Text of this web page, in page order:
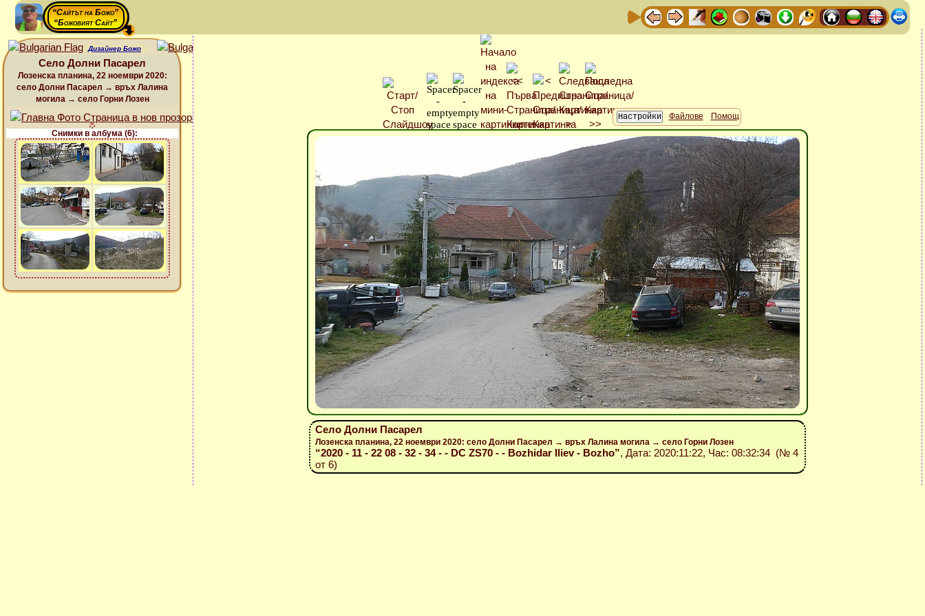
“Сайтът на Божо”
“Божовият Сайт”
Дизайнер Божо
Село Долни Пасарел
Лозенска планина, 22 ноември 2020:
село Долни Пасарел → връх Лалина
могила → село Горни Лозен
Снимки в албума (6):
Файлове Помощ
Село Долни Пасарел
Лозенска планина, 22 ноември 2020: село Долни Пасарел → връх Лалина могила → село Горни Лозен
“2020 - 11 - 22 08 - 32 - 34 - - DC ZS70 - - Bozhidar Iliev - Bozho”, Дата: 2020:11:22, Час: 08:32:34 (№ 4
от 6)